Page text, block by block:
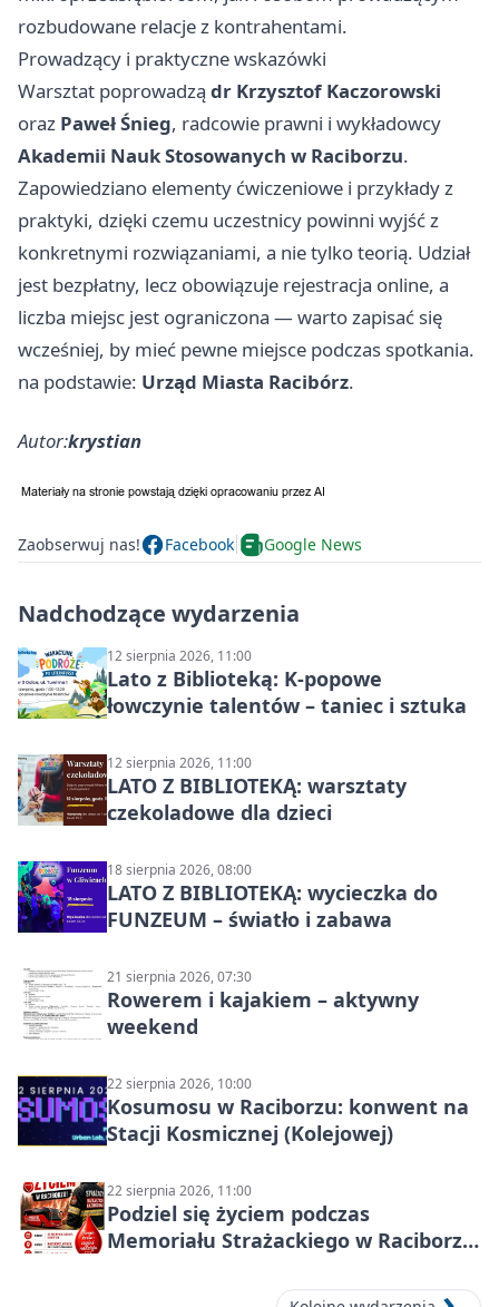
rozbudowane relacje z kontrahentami.
Prowadzący i praktyczne wskazówki
Warsztat poprowadzą dr Krzysztof Kaczorowski
oraz Paweł Śnieg, radcowie prawni i wykładowcy
Akademii Nauk Stosowanych w Raciborzu.
Zapowiedziano elementy ćwiczeniowe i przykłady z
praktyki, dzięki czemu uczestnicy powinni wyjść z
konkretnymi rozwiązaniami, a nie tylko teorią. Udział
jest bezpłatny, lecz obowiązuje rejestracja online, a
liczba miejsc jest ograniczona — warto zapisać się
wcześniej, by mieć pewne miejsce podczas spotkania.
na podstawie: Urząd Miasta Racibórz.
Autor:krystian
Zaobserwuj nas! Facebook Google News
Nadchodzące wydarzenia
12 sierpnia 2026, 11:00
Lato z Biblioteką: K-popowe
łowczynie talentów – taniec i sztuka
12 sierpnia 2026, 11:00
LATO Z BIBLIOTEKĄ: warsztaty
czekoladowe dla dzieci
18 sierpnia 2026, 08:00
LATO Z BIBLIOTEKĄ: wycieczka do
FUNZEUM – światło i zabawa
21 sierpnia 2026, 07:30
Rowerem i kajakiem – aktywny
weekend
22 sierpnia 2026, 10:00
Kosumosu w Raciborzu: konwent na
Stacji Kosmicznej (Kolejowej)
22 sierpnia 2026, 11:00
Podziel się życiem podczas
Memoriału Strażackiego w Raciborzu